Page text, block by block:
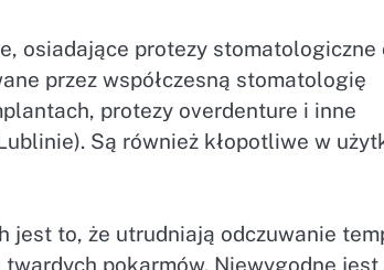
osiadające protezy stomatologiczne
przez współczesną stomatologię
protezy overdenture i inne
Są również kłopotliwe w
jest to, że utrudniają odczuwanie
pokarmów. Niewygodne